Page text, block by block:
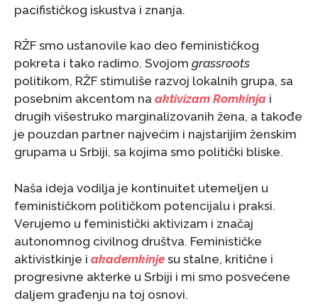
pacifističkog iskustva i znanja.
RŽF smo ustanovile kao deo feminističkog
pokreta i tako radimo. Svojom grassroots
politikom, RŽF stimuliše razvoj lokalnih grupa, sa
posebnim akcentom na aktivizam Romkinja i
drugih višestruko marginalizovanih žena, a takođe
je pouzdan partner najvećim i najstarijim ženskim
grupama u Srbiji, sa kojima smo politički bliske.
Naša ideja vodilja je kontinuitet utemeljen u
feminističkom političkom potencijalu i praksi.
Verujemo u feministički aktivizam i značaj
autonomnog civilnog društva. Feminističke
aktivistkinje i akademkinje su stalne, kritične i
progresivne akterke u Srbiji i mi smo posvećene
daljem građenju na toj osnovi.